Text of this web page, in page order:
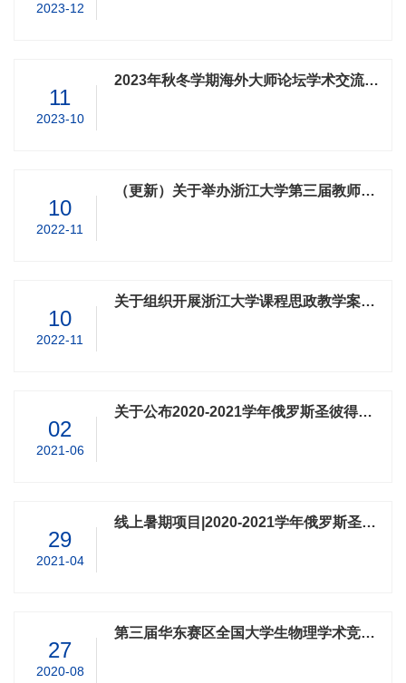
2023-12
11
2023-10
2023年秋冬学期海外大师论坛学术交流项目
10
2022-11
（更新）关于举办浙江大学第三届教师教学创新大赛的通知
10
2022-11
关于组织开展浙江大学课程思政教学案例建设工作的通知
02
2021-06
关于公布2020-2021学年俄罗斯圣彼得堡彼得大帝理工大学线上夏季课程项目录取名单的通知
29
2021-04
线上暑期项目|2020-2021学年俄罗斯圣彼得堡彼得大帝理工大学暑期课程项目
27
2020-08
第三届华东赛区全国大学生物理学术竞赛在浙江大学举行